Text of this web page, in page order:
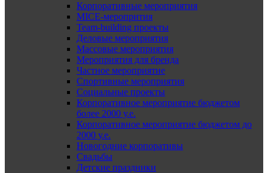
Корпоративные мероприятия
MICE-меропрития
Team-building проекты
Деловые мероприятия
Массовые мероприятия
Мероприятия для бренда
Частное мероприятие
Спортивные мероприятия
Социальные проекты
Корпоративное мероприятие бюджетом
более 2000 у.е.
Корпоративное мероприятие бюджетом до
2000 у.е.
Новогодние корпоративы
Свадьбы
Детские праздники